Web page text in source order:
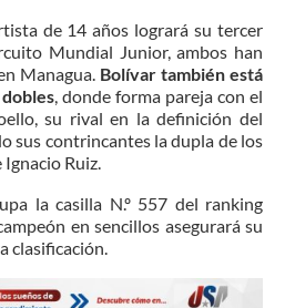
de 14 años logrará su tercer
Mundial Junior, ambos han
Managua. Bolívar también está
, donde forma pareja con el
su rival en la definición del
sus contrincantes la dupla de los
Ruiz.
la casilla N.º 557 del ranking
en sencillos asegurará su
clasificación.